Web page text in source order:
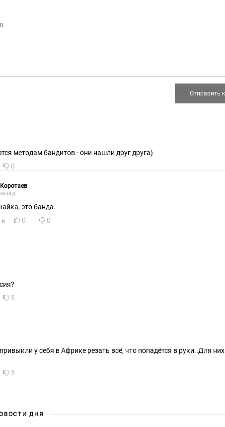
методам бандитов - они нашли друг друга)
0
Это не шайка, это банда.
0 0
3
у себя в Африке резать всё, что попадётся в руки..Для них
3
ДНЯ